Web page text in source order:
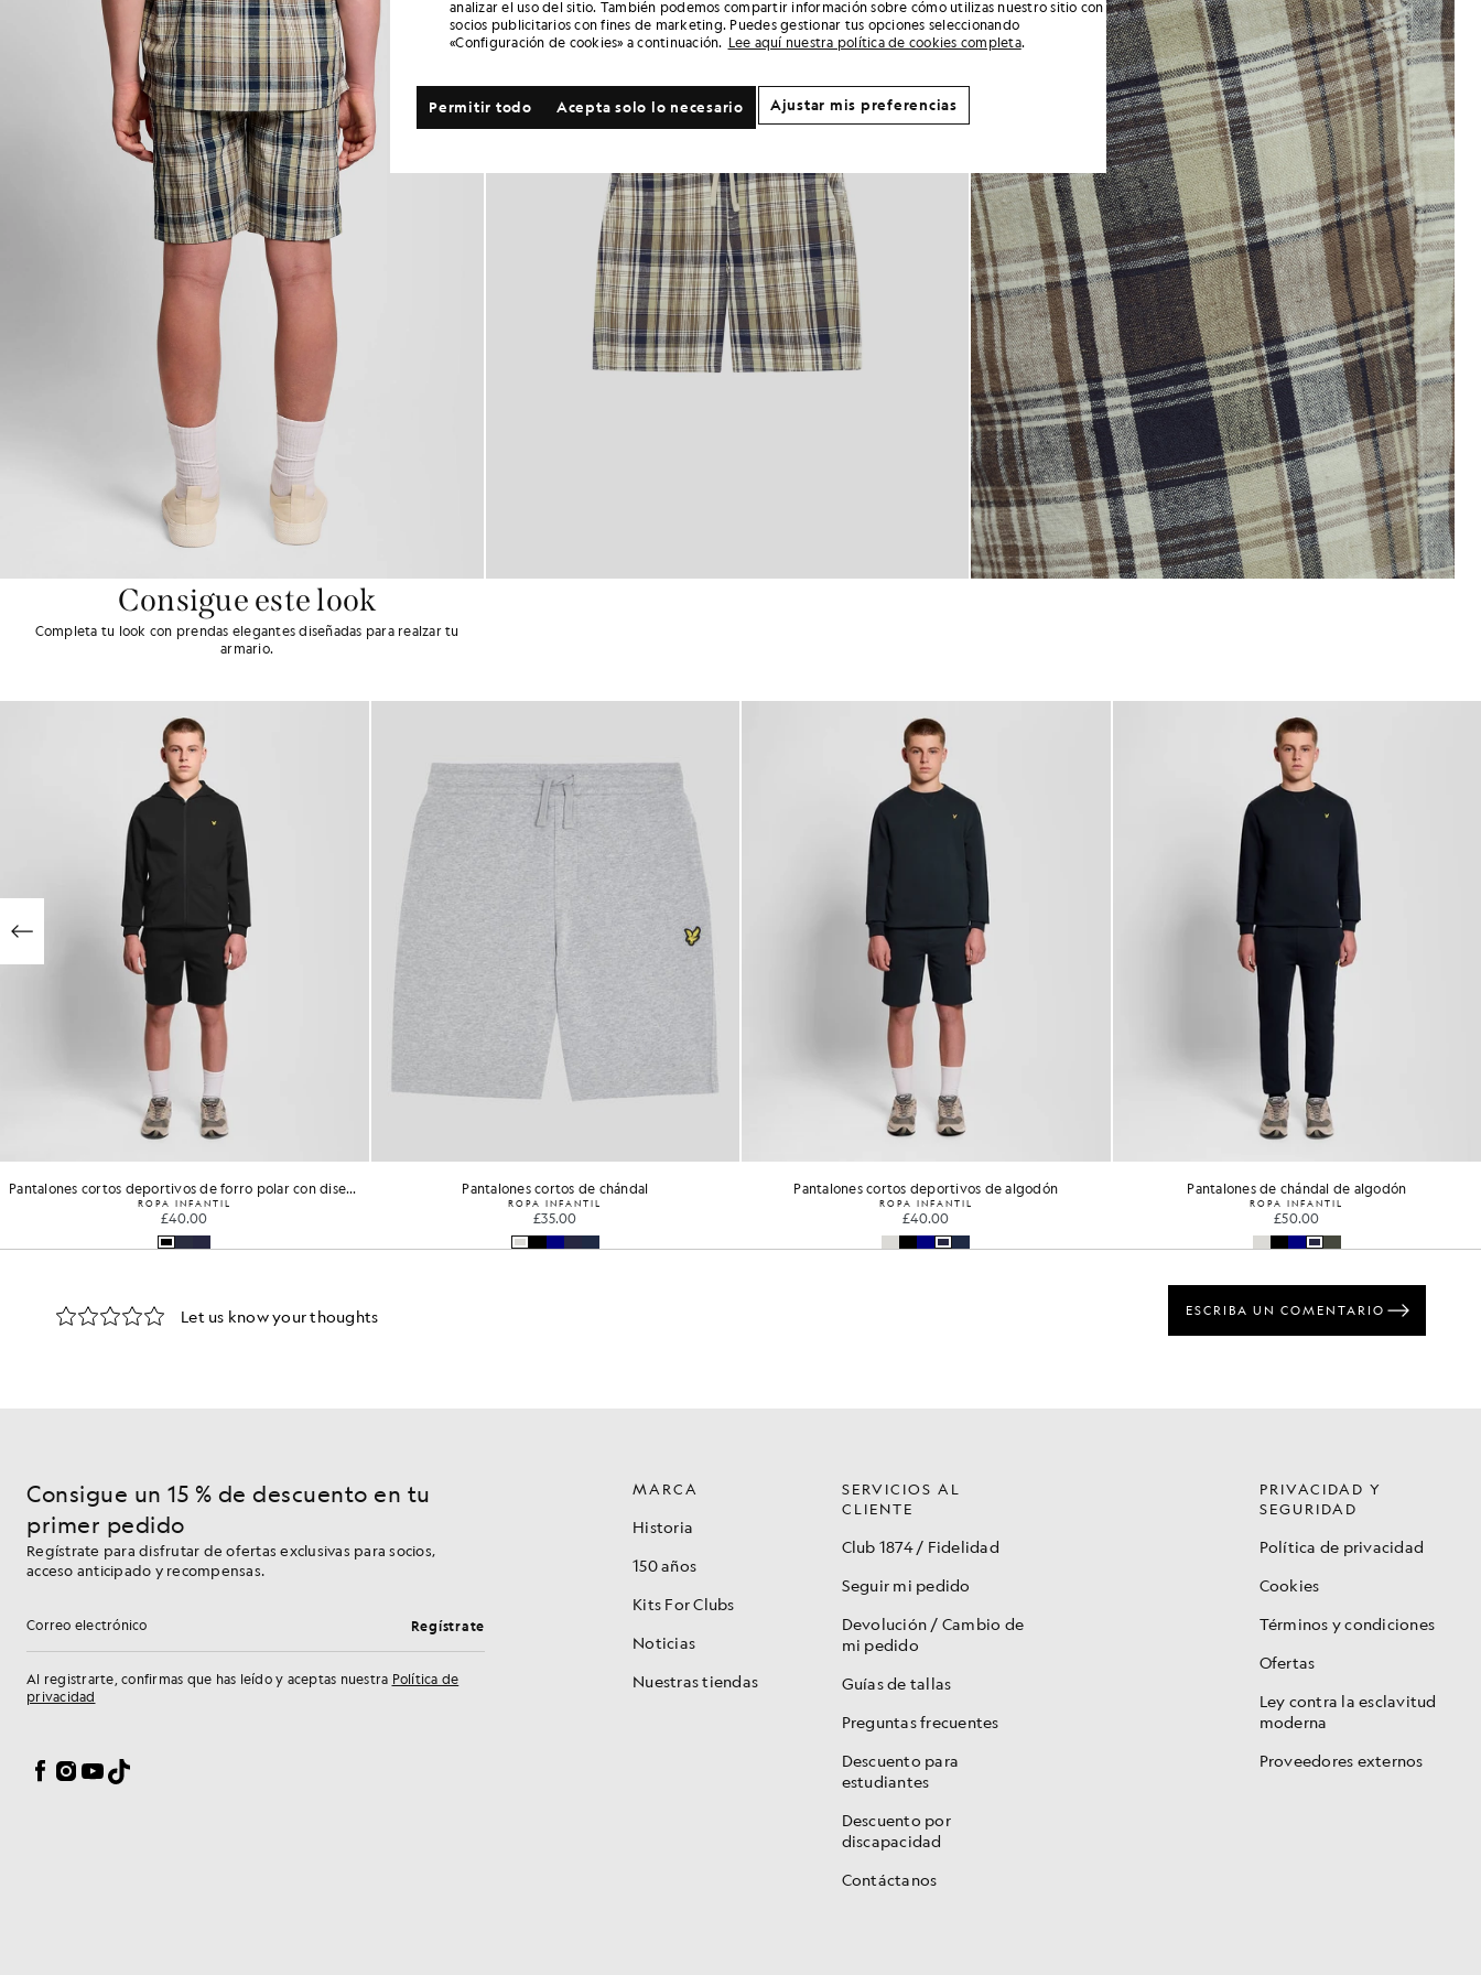
Consigue este look
Completa tu look con prendas elegantes diseñadas para realzar tu
armario.
Bañador liso
ROPA INFANTIL
£30.00
Pantalones cortos de chándal
ROPA INFANTIL
£35.00
Pantalones cortos de chándal
ROPA INFANTIL
£35.00
ROPA INFANTIL
£40.00
Consigue un 15 % de descuento en tu
primer pedido
Regístrate para disfrutar de ofertas exclusivas para socios,
acceso anticipado y recompensas.
Dirección de correo electrónico Regístrate
Al registrarte, confirmas que has leído y aceptas nuestra Política de
privacidad
Facebook
Instagram
YouTube
TikTok
MARCA
Historia
150 años
Kits For Clubs
Noticias
Nuestras tiendas
SERVICIOS AL
CLIENTE
Club 1874 / Fidelidad
Seguir mi pedido
Devolución / Cambio de
mi pedido
Guías de tallas
Preguntas frecuentes
Descuento para
estudiantes
Descuento por
discapacidad
Contáctanos
PRIVACIDAD Y
SEGURIDAD
Política de privacidad
Cookies
Términos y condiciones
Ofertas
Ley contra la esclavitud
moderna
Proveedores externos
analizar el uso del sitio. También podemos compartir información sobre cómo utilizas nuestro sitio con
socios publicitarios con fines de marketing. Puedes gestionar tus opciones seleccionando
«Configuración de cookies» a continuación. Lee aquí nuestra política de cookies completa.
Acepta solo lo necesario
Permitir todo Ajustar mis preferencias